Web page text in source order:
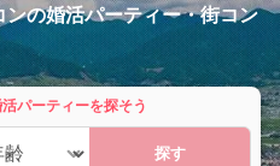
の婚活パーティー・街コン
パーティーを探そう
探す